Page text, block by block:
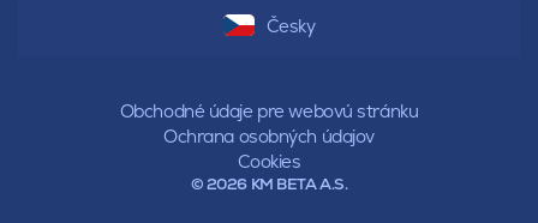
Česky
© 2026 KM BETA A.S.
Obchodné údaje pre webovú stránku
Ochrana osobných údajov
Cookies